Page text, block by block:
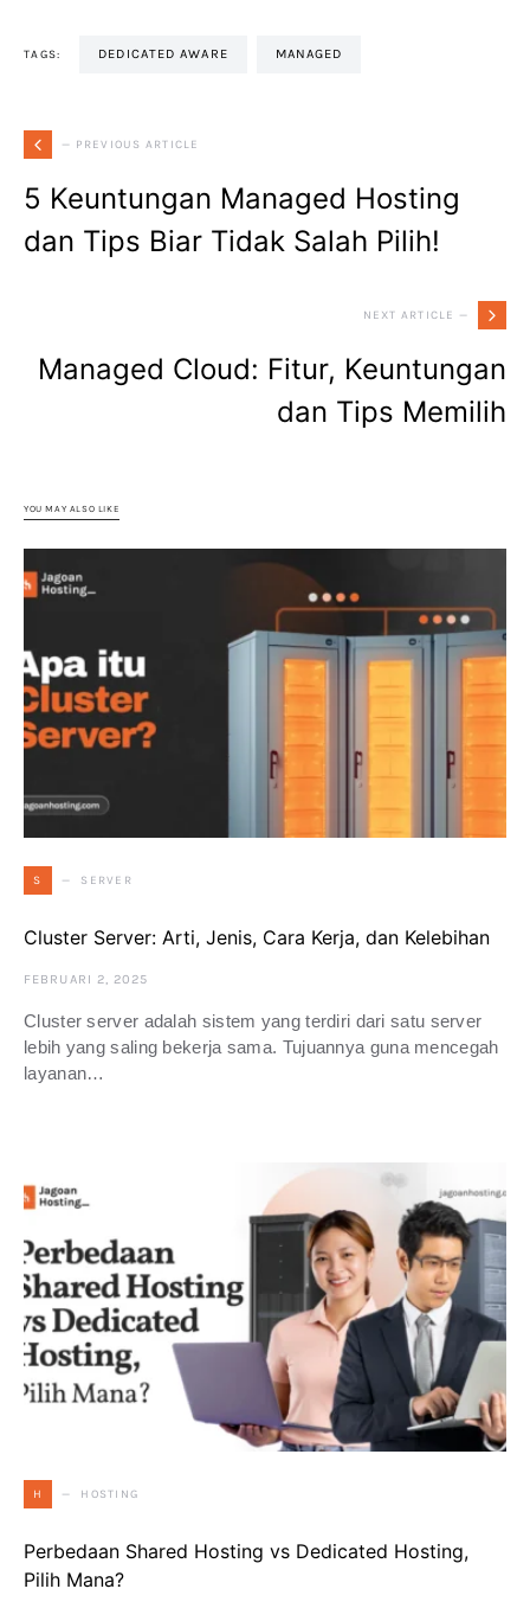
TAGS: DEDICATED AWARE MANAGED
— PREVIOUS ARTICLE
5 Keuntungan Managed Hosting
dan Tips Biar Tidak Salah Pilih!
NEXT ARTICLE —
Managed Cloud: Fitur, Keuntungan
dan Tips Memilih
YOU MAY ALSO LIKE
S SERVER
Cluster Server: Arti, Jenis, Cara Kerja, dan Kelebihan
FEBRUARI 2, 2025
Cluster server adalah sistem yang terdiri dari satu server
lebih yang saling bekerja sama. Tujuannya guna mencegah
layanan…
H HOSTING
Perbedaan Shared Hosting vs Dedicated Hosting,
Pilih Mana?